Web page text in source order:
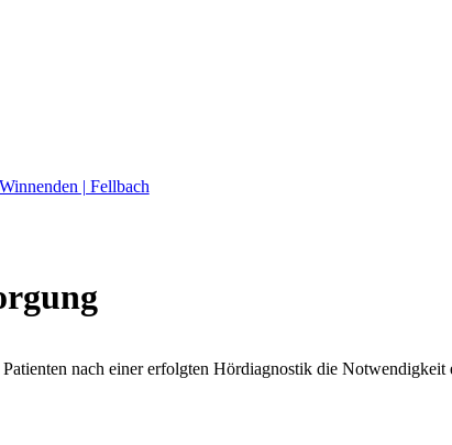
| Fellbach
nach einer erfolgten Hördiagnostik die